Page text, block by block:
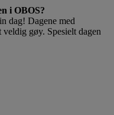
i OBOS?
dag! Dagene med
gøy. Spesielt dagen